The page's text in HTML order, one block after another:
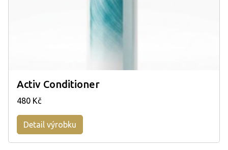
Activ Conditioner
480 Kč
Detail výrobku